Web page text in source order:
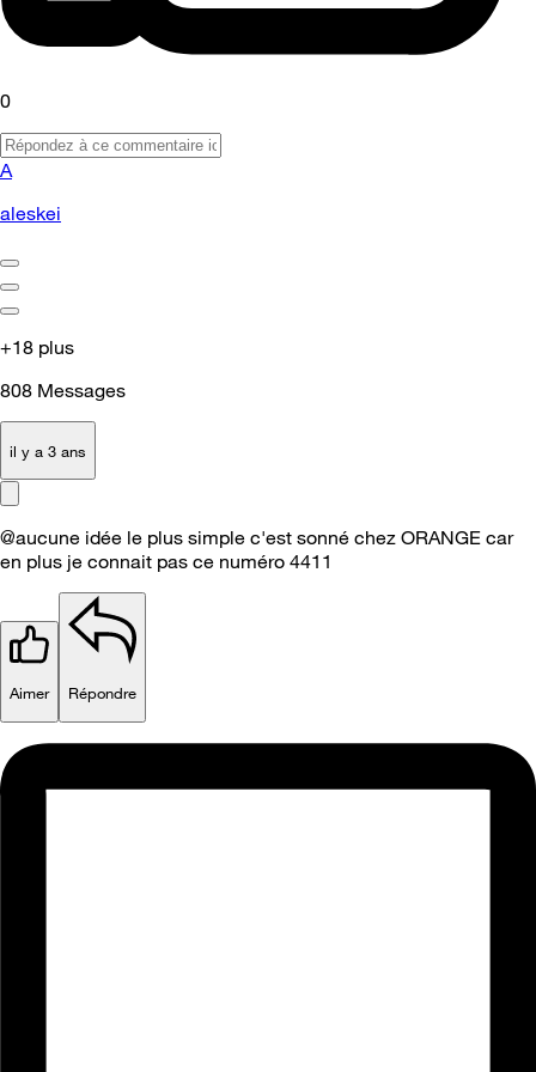
0
A
aleskei
+18 plus
808 Messages
il y a 3 ans
@aucune idée le plus simple c'est sonné chez ORANGE car
en plus je connait pas ce numéro 4411
Aimer Répondre